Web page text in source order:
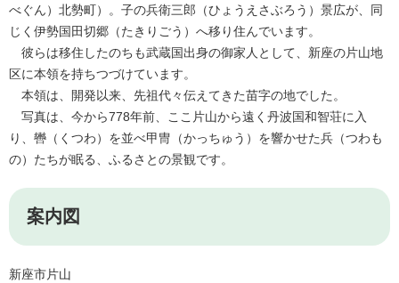
べぐん）北勢町）。子の兵衛三郎（ひょうえさぶろう）景広が、同
じく伊勢国田切郷（たきりごう）へ移り住んでいます。
彼らは移住したのちも武蔵国出身の御家人として、新座の片山地
区に本領を持ちつづけています。
本領は、開発以来、先祖代々伝えてきた苗字の地でした。
写真は、今から778年前、ここ片山から遠く丹波国和智荘に入
り、轡（くつわ）を並べ甲冑（かっちゅう）を響かせた兵（つわも
の）たちが眠る、ふるさとの景観です。
案内図
新座市片山